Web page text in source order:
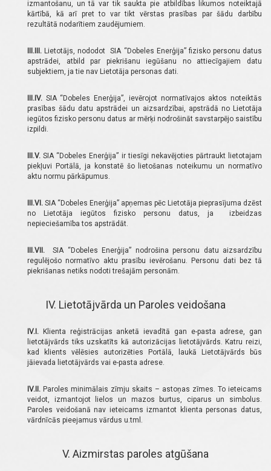
izmantošanu, un tā var tik saukta pie atbildības likumos noteiktajā
kārtībā, kā arī pret to var tikt vērstas prasības par šādu darbību
rezultātā nodarītiem zaudējumiem.
III.III. Lietotājs, nododot SIA “Dobeles Enerģija” fizisko personu datus
apstrādei, atbild par piekrišanu iegūšanu no attiecīgajiem datu
subjektiem, ja tie nav Lietotāja personas dati.
III.IV. SIA “Dobeles Enerģija”, ievērojot normatīvajos aktos noteiktās
prasības šādu datu apstrādei un aizsardzībai, apstrādā no Lietotāja
iegūtos fizisko personu datus ar mērķi nodrošināt savstarpējo saistību
izpildi.
III.V.SIA “Dobeles Enerģija” ir tiesīgi nekavējoties pārtraukt lietotajam
piekļuvi Portālā, ja konstatē šo lietošanas noteikumu un normatīvo
aktu normu pārkāpumus.
III.VI. SIA “Dobeles Enerģija” apņemas pēc Lietotāja pieprasījuma dzēst
no Lietotāja iegūtos fizisko personu datus, ja izbeidzas
nepieciešamība tos apstrādāt.
III.VII. SIA “Dobeles Enerģija” nodrošina personu datu aizsardzību
regulējošo normatīvo aktu prasību ievērošanu. Personu dati bez tā
piekrišanas netiks nodoti trešajām personām.
IV. Lietotājvārda un Paroles veidošana
IV.I. Klienta reģistrācijas anketā ievadītā gan e-pasta adrese, gan
lietotājvārds tiks uzskatīts kā autorizācijas lietotājvārds. Katru reizi,
kad klients vēlēsies autorizēties Portālā, laukā Lietotājvārds būs
jāievada lietotājvārds vai e-pasta adrese.
IV.II. Paroles minimālais zīmju skaits – astoņas zīmes. To ieteicams
veidot, izmantojot lielos un mazos burtus, ciparus un simbolus.
Paroles veidošanā nav ieteicams izmantot klienta personas datus,
vārdnīcās pieejamus vārdus u.tml.
V. Aizmirstas paroles atgūšana